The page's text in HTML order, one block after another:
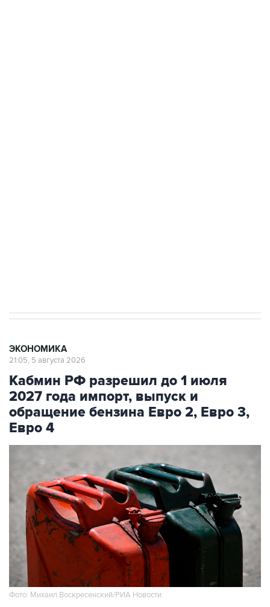
ЭКОНОМИКА
21:05, 5 августа 2026
Кабмин РФ разрешил до 1 июля
2027 года импорт, выпуск и
обращение бензина Евро 2, Евро 3,
Евро 4
Фото: Михаил Воскресенский/РИА Новости